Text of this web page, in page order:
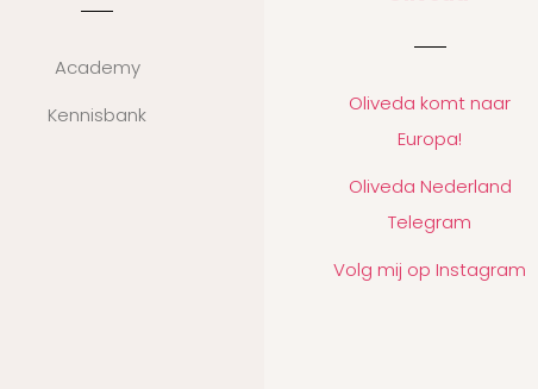
Academy
Kennisbank
Oliveda komt naar
Europa!
Oliveda Nederland
Telegram
Volg mij op Instagram